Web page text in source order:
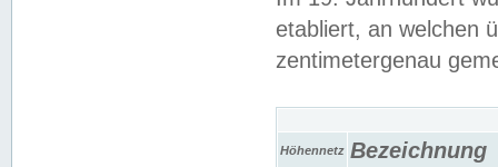
etabliert, an welchen
zentimetergenau
Höhennetz Bezeichnung